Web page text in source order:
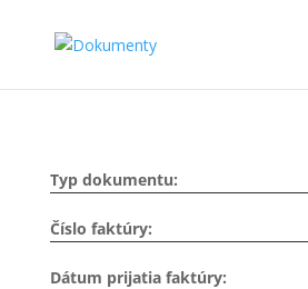
Typ dokumentu:
Číslo faktúry:
Dátum prijatia faktúry: